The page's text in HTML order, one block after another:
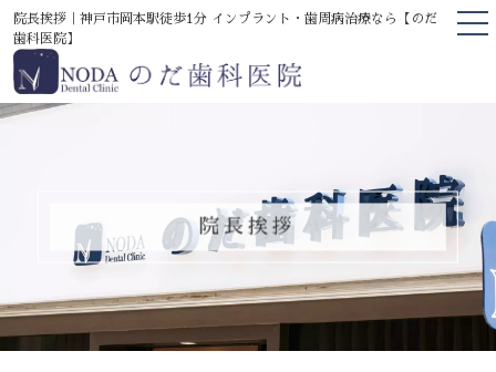
院長挨拶｜神戸市岡本駅徒歩1分 インプラント・歯周病治療なら【のだ
歯科医院】
TOP
医院の特徴
診療案内
医療機器掲載
院長挨拶